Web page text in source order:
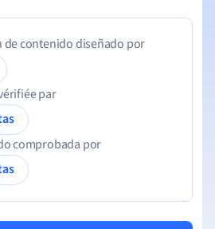
de contenido diseñado por
par
comprobada por